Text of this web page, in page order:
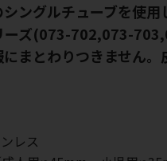
ングルチューブを使用
ーズ(073-702,073-
まとわりつきません
レス